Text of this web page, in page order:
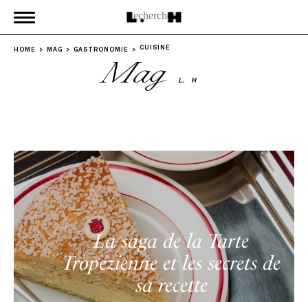
HOME MAG GASTRONOMIE CUISINE
Mag L. H
La saga de la Tarte
Tropézienne et les secrets de
sa recette